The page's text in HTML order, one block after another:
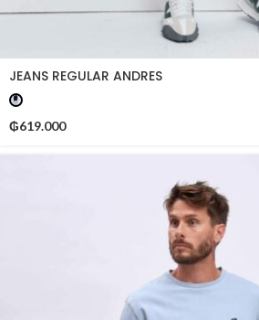
JEANS REGULAR ANDRES
₲619.000